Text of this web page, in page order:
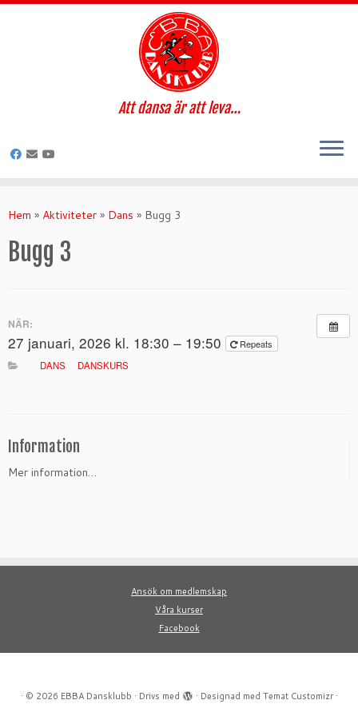
till
Att dansa är att leva…
Hem » Aktiviteter » Dans » Bugg 3
Bugg 3
NÄR:
27 januari, 2026 kl. 18:30 – 19:50
Repeats
DANS
DANSKURS
Information
Mer information…
Ansök om medlemskap
Våra kurser
Facebook
· © 2026 EBBA Dansklubb · Drivs med · Designad med Temat Customizr·